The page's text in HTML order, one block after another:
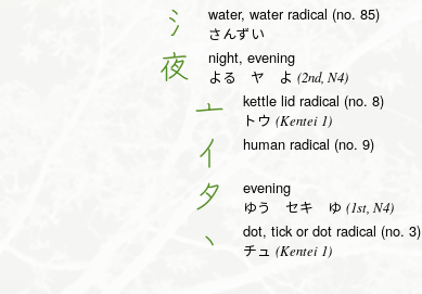
氵 water, water radical (no. 85)
さんずい
夜 night, evening
よる ヤ よ (2nd, N4)
亠 kettle lid radical (no. 8)
トウ (Kentei 1)
亻 human radical (no. 9)
夕 evening
ゆう セキ ゆ (1st, N4)
丶 dot, tick or dot radical (no. 3)
チュ (Kentei 1)